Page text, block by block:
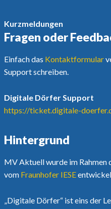
Kurzmeldungen
Fragen oder
Einfach das Kontaktformular
Support schreiben.
Digitale Dörfer Support
https://ticket.digitale-
Hintergrund
MV Aktuell wurde im Rahmen
vom Fraunhofer IESE
„Digitale Dörfer“ ist eins der